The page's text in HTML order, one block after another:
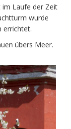
im Laufe der Zeit
wurde
errichtet.
übers Meer.